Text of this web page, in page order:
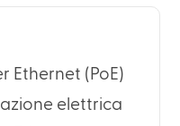
Ethernet (PoE)
elettrica